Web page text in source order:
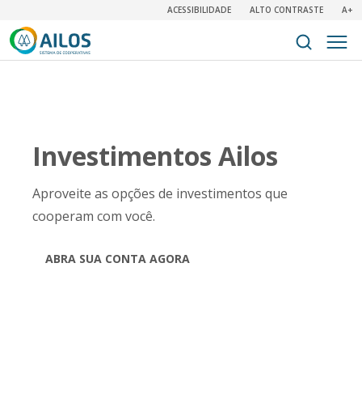
ACESSIBILIDADE ALTO CONTRASTE A+
Investimentos Ailos
Aproveite as opções de investimentos que
cooperam com você.
ABRA SUA CONTA AGORA